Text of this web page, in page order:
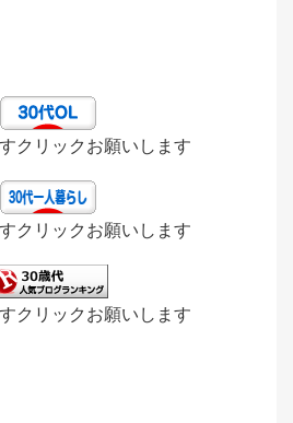
リックお願いします
リックお願いします
リックお願いします